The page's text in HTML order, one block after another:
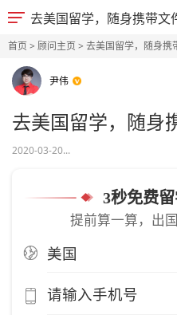
去美国留学，随身携带文
首页> 顾问主页> 去美国留学，随身携
尹伟
去美国留学，随身
2020-03-20...
3秒免费
提前算一算，出